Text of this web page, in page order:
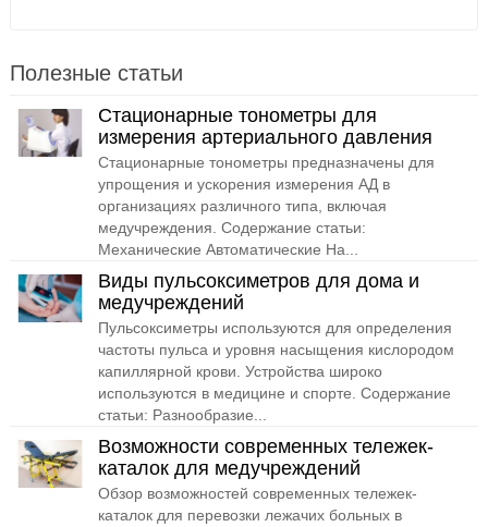
Полезные статьи
Стационарные тонометры для
измерения артериального давления
Стационарные тонометры предназначены для
упрощения и ускорения измерения АД в
организациях различного типа, включая
медучреждения. Содержание статьи:
Механические Автоматические На...
Виды пульсоксиметров для дома и
медучреждений
Пульсоксиметры используются для определения
частоты пульса и уровня насыщения кислородом
капиллярной крови. Устройства широко
используются в медицине и спорте. Содержание
статьи: Разнообразие...
Возможности современных тележек-
каталок для медучреждений
Обзор возможностей современных тележек-
каталок для перевозки лежачих больных в